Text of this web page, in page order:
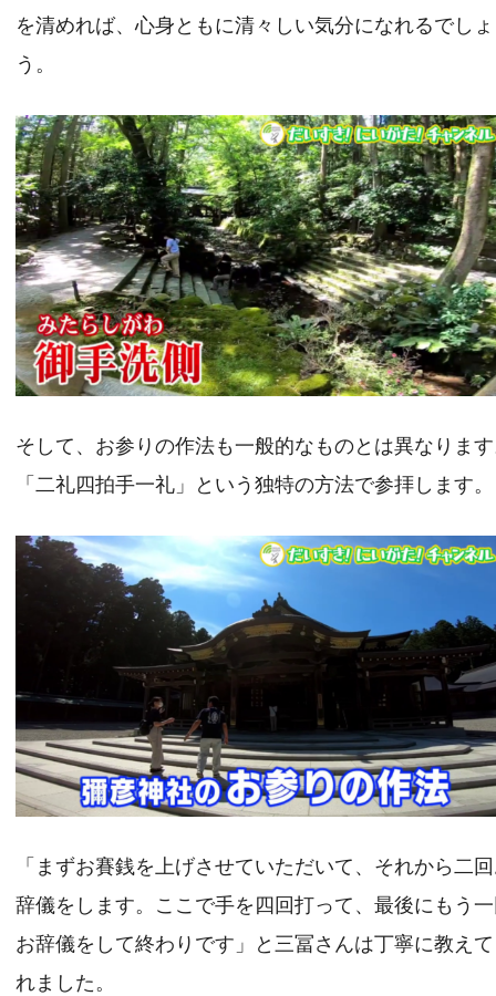
を清めれば、心身ともに清々しい気分になれるでしょ
う。
そして、お参りの作法も一般的なものとは異なりま
「二礼四拍手一礼」という独特の方法で参拝します。
「まずお賽銭を上げさせていただいて、それから二
辞儀をします。ここで手を四回打って、最後にもう
お辞儀をして終わりです」と三冨さんは丁寧に教え
れました。